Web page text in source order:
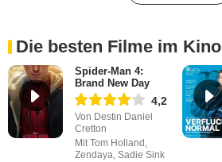
Die besten Filme im Kino
Spider-Man 4:
Brand New Day
4,2
Von Destin Daniel
Cretton
Mit Tom Holland,
Zendaya, Sadie Sink